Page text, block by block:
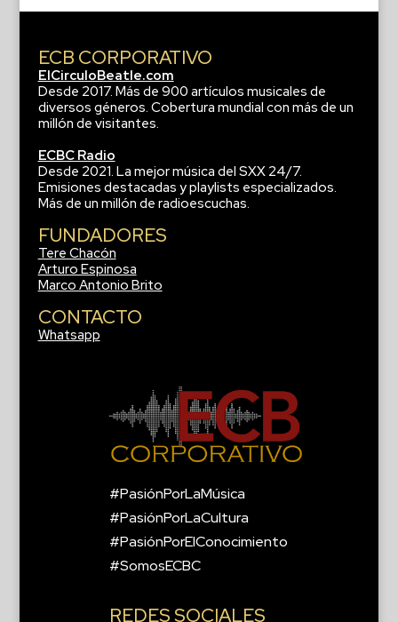
ECB CORPORATIVO
ElCirculoBeatle.com
Desde 2017. Más de 900 artículos musicales de
diversos géneros. Cobertura mundial con más de un
millón de visitantes.
ECBC Radio
Desde 2021. La mejor música del SXX 24/7.
Emisiones destacadas y playlists especializados.
Más de un millón de radioescuchas.
FUNDADORES
Tere Chacón
Arturo Espinosa
Marco Antonio Brito
CONTACTO
Whatsapp
#PasiónPorLaMúsica
#PasiónPorLaCultura
#PasiónPorElConocimiento
#SomosECBC
REDES SOCIALES